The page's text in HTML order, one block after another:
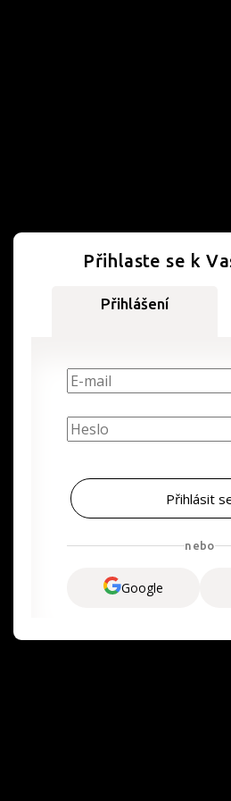
Přihlaste se k
Přihlášení
nebo
Google